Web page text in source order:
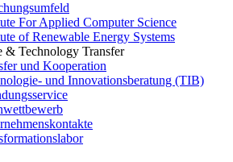
For Applied Computer Science
of Renewable Energy Systems
& Technology Transfer
und Kooperation
und Innovationsberatung (TIB)